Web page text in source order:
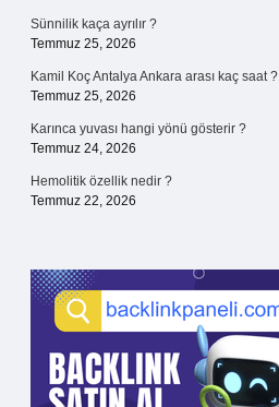
Sünnilik kaça ayrılır ?
Temmuz 25, 2026
Kamil Koç Antalya Ankara arası kaç saat ?
Temmuz 25, 2026
Karınca yuvası hangi yönü gösterir ?
Temmuz 24, 2026
Hemolitik özellik nedir ?
Temmuz 22, 2026